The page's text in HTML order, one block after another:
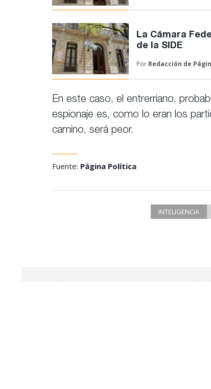
La Cámara
de la SIDE
Por Redacción de
En este caso, el entrerriano,
espionaje es, como lo eran los
camino, será peor.
Fuente: Página Política
INTELIGENCIA